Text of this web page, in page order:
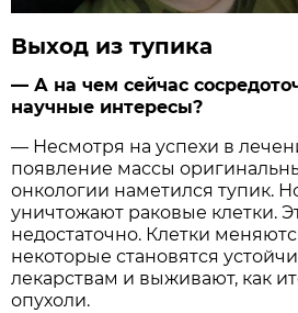
Выход из тупика
— А на чем сейчас
научные интересы?
— Несмотря на успехи в
появление массы
онкологии наметился тупик.
уничтожают раковые клетки.
недостаточно. Клетки
некоторые становятся
лекарствам и выживают, как
опухоли.